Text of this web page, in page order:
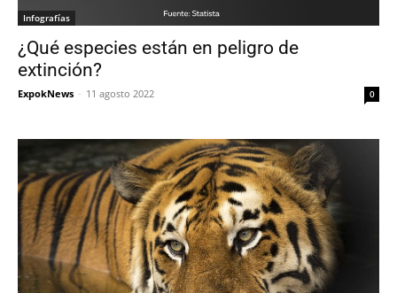
Infografías
¿Qué especies están en peligro de
extinción?
ExpokNews - 11 agosto 2022 0